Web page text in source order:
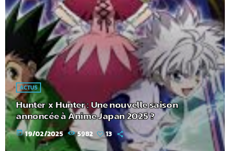
ACTUS
Hunter x Hunter : Une nouvelle saison
annoncée à Anime Japan 2025 ?
today 19/02/2025 5982 13